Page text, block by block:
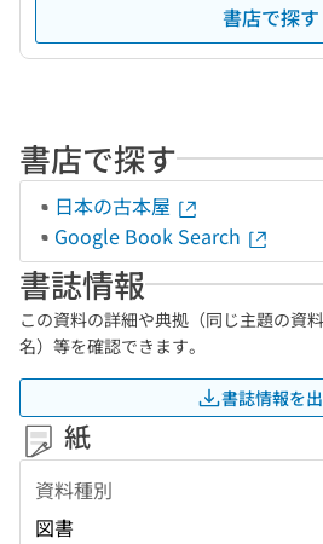
書店で探す
書店で探す
日本の古本屋
Google Book Search
書誌情報
この資料の詳細や典拠（同じ主題の資
名）等を確認できます。
書誌情報を
紙
資料種別
図書